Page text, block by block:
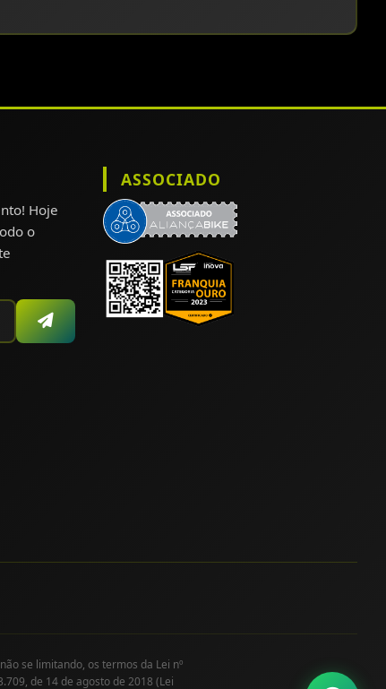
Hoje
o
ASSOCIADO
se limitando, os termos da Lei nº
de 14 de agosto de 2018 (Lei